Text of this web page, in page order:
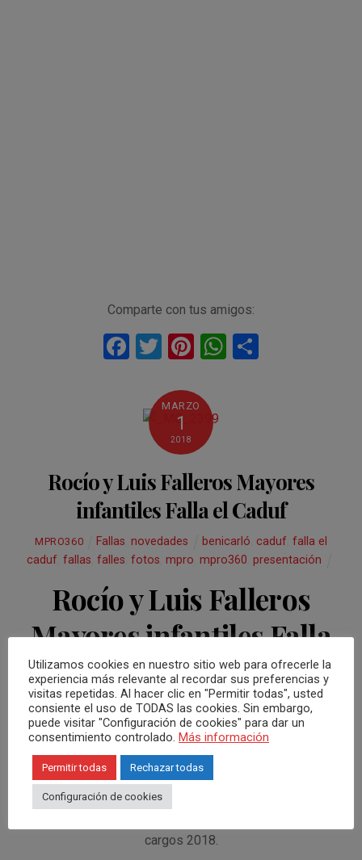
Comparte con tus amigos:
F
ce
b
o
k
T
tt
er
Pi
er
es
t
W
p
p
tir
MARZO
1
2018
Rocío y Luis Falleros Mayores
infantiles Falla el Caduf
MPRO360 Fallas ,novedades benicarló caduf ,falla el
caduf, fallas falles fotos mpro mpro360 presentación
Rocío y Luis Falleros
Mayores infantiles Falla
el Caduf
Luis y Rocío, Rocío y Luis fallera Mayor infantil y Fallero
Mayor infantil de la Falla El Caduf 2018. Un acto muy
especial para ellos y por supuesto para nosotros. Os
dejamos un breve resumen del día de su presentación.
Gracias a Marga Montaña Climent por confiar en
cargos 2018.
Utilizamos cookies en nuestro sitio web para ofrecerle la
experiencia más relevante al recordar sus preferencias y
visitas repetidas. Al hacer clic en "Permitir todas", usted
consiente el uso de TODAS las cookies. Sin embargo,
puede visitar "Configuración de cookies" para dar un
consentimiento controlado. Más información
Permitir todas Rechazar todas
Configuración de cookies